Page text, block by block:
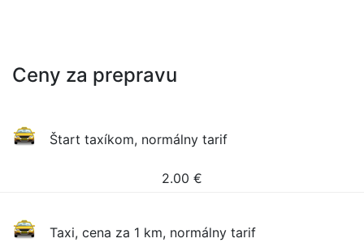
Ceny za prepravu
Štart taxíkom, normálny tarif
2.00 €
Taxi, cena za 1 km, normálny tarif